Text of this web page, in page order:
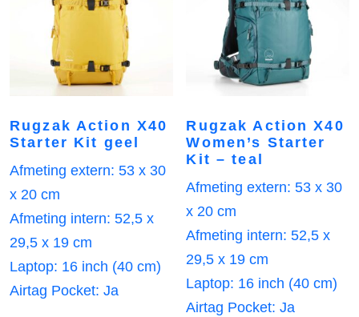
Rugzak Action X40
Starter Kit geel
Afmeting extern: 53 x 30
x 20 cm
Afmeting intern: 52,5 x
29,5 x 19 cm
Laptop: 16 inch (40 cm)
Airtag Pocket: Ja
Rugzak Action X40
Women’s Starter
Kit – teal
Afmeting extern: 53 x 30
x 20 cm
Afmeting intern: 52,5 x
29,5 x 19 cm
Laptop: 16 inch (40 cm)
Airtag Pocket: Ja